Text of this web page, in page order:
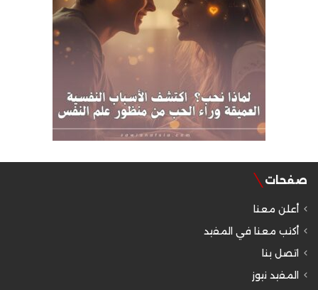
صفحات
أعلن معنا
أكتب معنا في المفيد
اتصل بنا
المفيد نيوز